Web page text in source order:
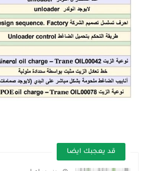
قد يعجبك ايضا